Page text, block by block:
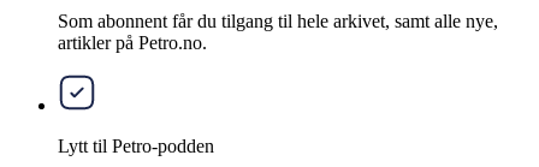
Som abonnent får du tilgang til hele arkivet, samt alle nye,
artikler på Petro.no.
Lytt til Petro-podden